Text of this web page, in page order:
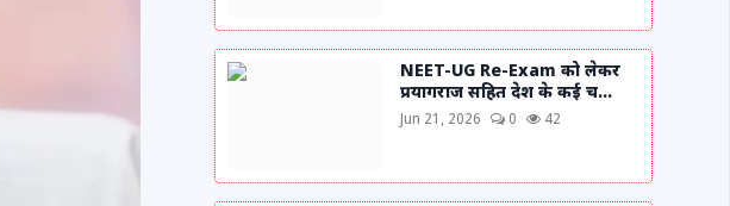
NEET-UG Re-Exam को लेकर
प्रयागराज सहित देश के कई च...
Jun 21, 2026 0 42